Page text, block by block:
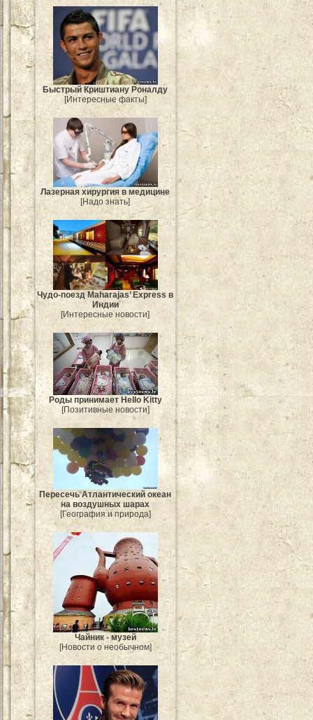
Быстрый Криштиану Роналду
[Интересные факты]
Лазерная хирургия в медицине
[Надо знать]
Чудо-поезд Maharajas’ Express в
Индии
[Интересные новости]
Роды принимает Hello Kitty
[Позитивные новости]
Пересечь Атлантический океан
на воздушных шарах
[География и природа]
Чайник - музей
[Новости о необычном]